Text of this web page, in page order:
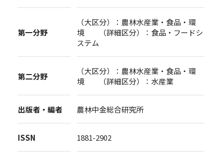
第一分野
（大区分）：農林水産業・食品・環
境 （詳細区分）：食品・フードシ
ステム
第二分野
（大区分）：農林水産業・食品・環
境 （詳細区分）：水産業
出版者・編者 農林中金総合研究所
ISSN 1881-2902